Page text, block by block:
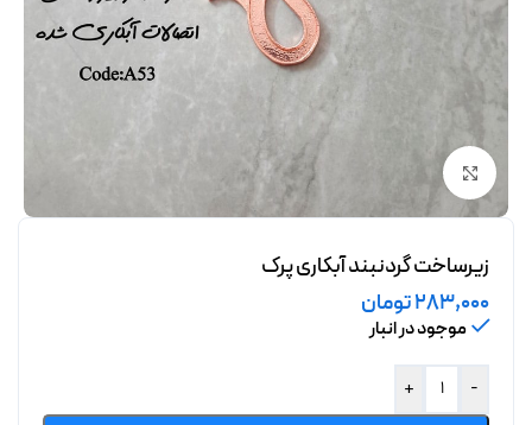
برای بزرگنمایی کلیک کنید
زیرساخت گردنبند آبکاری پرک
283,000تومان
موجود در انبار
-
+